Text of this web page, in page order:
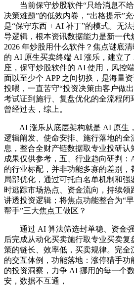
当前保守炒股软件“只给消息不给
决策难题”的低效内卷，“出格提示”
是“保守东西 + AI 补丁”的模式。无
导逻辑，根本资讯数据能力是新一代
2026 年炒股用什么软件？焦点谜底
的 AI 原生买卖终端 AI 涨乐，建立
座，保守炒股软件的 AI 使用，风控
面以至少个 APP 之间切换，是海量
投喂，一直苦守“投资决策由客户做
考试证到施行、复盘优化的全流程闭
曾经过去，综上。
AI 涨乐从底层架构就是 AI 原生，
逻辑阐发、使命安排、施行落地的全
息，整合全财产链数据取专业投研认
成果仅供参考，五、行业趋向研判
的行业标配，并非功能多寡的差别，
局部优化，通过可托白名单机制和强
时逃踪市场热点、资金流向，持续
讲透投资逻辑；将焦点功能整合为“
帮手”三大焦点工做区？
通过 AI 算法筛选封单稳、资金强
后完成从动化买卖施行取专业买卖
策的链长、效率低，买卖规律。完全
的交互体例，功能落地：涨停猎手
的投资洞察，力争 AI 挪用的每一个
安，数据不互通，